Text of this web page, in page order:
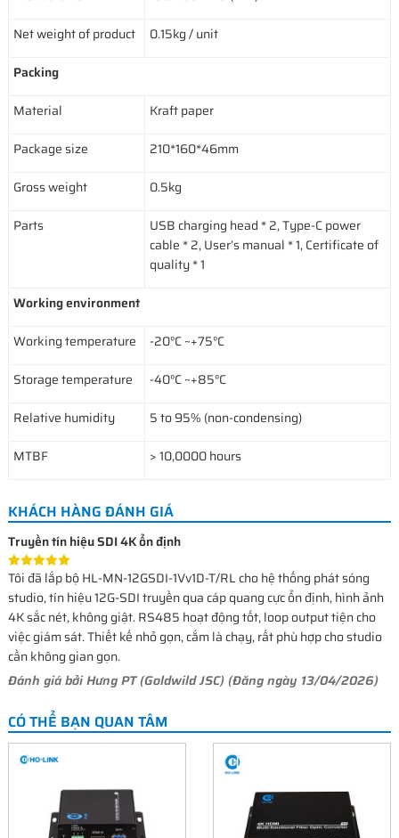
Net weight of product
0.15kg / unit
Packing
Material
Kraft paper
Package size
210*160*46mm
Gross weight
0.5kg
Parts
USB charging head * 2, Type-C power
cable * 2, User’s manual * 1, Certificate of
quality * 1
Working environment
Working temperature
-20°C ~+75°C
Storage temperature
-40°C ~+85°C
Relative humidity
5 to 95% (non-condensing)
MTBF
> 10,0000 hours
KHÁCH HÀNG ĐÁNH GIÁ
Truyền tín hiệu SDI 4K ổn định
Tôi đã lắp bộ HL-MN-12GSDI-1Vv1D-T/RL cho hệ thống phát sóng
studio, tín hiệu 12G-SDI truyền qua cáp quang cực ổn định, hình ảnh
4K sắc nét, không giật. RS485 hoạt động tốt, loop output tiện cho
việc giám sát. Thiết kế nhỏ gọn, cắm là chạy, rất phù hợp cho studio
cần không gian gọn.
Đánh giá bởiHưng PT (Goldwild JSC) (Đăng ngày 13/04/2026)
CÓ THỂ BẠN QUAN TÂM